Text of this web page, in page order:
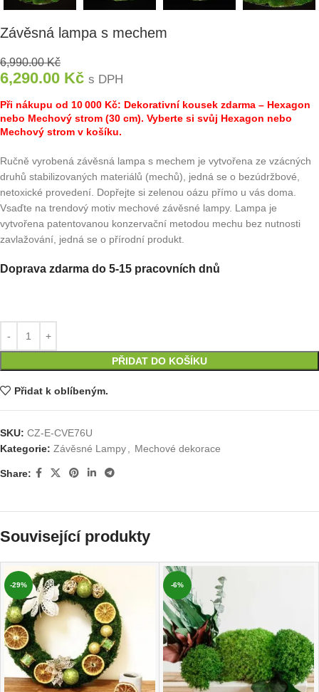
Závěsná lampa s mechem
6,990.00Kč
6,290.00 Kč s DPH
Při nákupu od 10 000 Kč: Dekorativní kousek zdarma – Hexagon
nebo Mechový strom (30 cm). Vyberte si svůj Hexagon nebo
Mechový strom v košíku.
Ručně vyrobená závěsná lampa s mechem je vytvořena ze vzácných
druhů stabilizovaných materiálů (mechů), jedná se o bezúdržbové,
netoxické provedení. Dopřejte si zelenou oázu přímo u vás doma.
Vsaďte na trendový motiv mechové závěsné lampy. Lampa je
vytvořena patentovanou konzervační metodou mechu bez nutnosti
zavlažování, jedná se o přírodní produkt.
Doprava zdarma do 5-15 pracovních dnů
PŘIDAT DO KOŠÍKU
Přidat k oblíbeným.
SKU: CZ-E-CVE76U
Kategorie: Závěsné Lampy Mechové dekorace
Share:
Související produkty
-29% -6%